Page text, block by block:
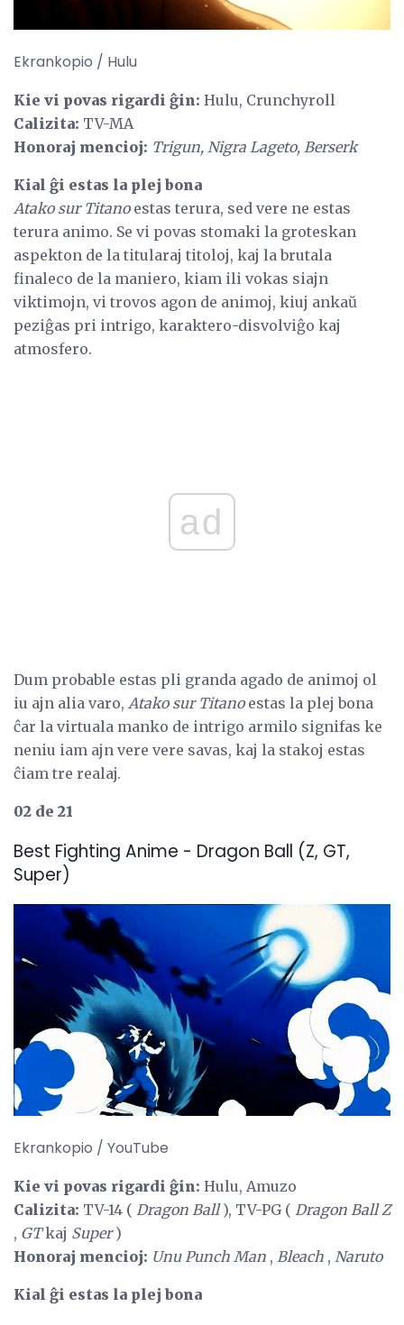
Ekrankopio / Hulu
Kie vi povas rigardi ĝin: Hulu, Crunchyroll
Calizita: TV-MA
Honoraj mencioj: Trigun, Nigra Lageto, Berserk
Kial ĝi estas la plej bona
Atako sur Titanoestas terura, sed vere ne estas
terura animo. Se vi povas stomaki la groteskan
aspekton de la titularaj titoloj, kaj la brutala
finaleco de la maniero, kiam ili vokas siajn
viktimojn, vi trovos agon de animoj, kiuj ankaŭ
peziĝas pri intrigo, karaktero-disvolviĝo kaj
atmosfero.
ad
Dum probable estas pli granda agado de animoj ol
iu ajn alia varo, Atako sur Titanoestas la plej bona
ĉar la virtuala manko de intrigo armilo signifas ke
neniu iam ajn vere vere savas, kaj la stakoj estas
ĉiam tre realaj.
02 de 21
Best Fighting Anime - Dragon Ball (Z, GT,
Super)
Ekrankopio / YouTube
Kie vi povas rigardi ĝin: Hulu, Amuzo
Calizita: TV-14 ( Dragon Ball), TV-PG ( Dragon Ball Z
, GTkaj Super)
Honoraj mencioj: Unu Punch Man , Bleach , Naruto
Kial ĝi estas la plej bona